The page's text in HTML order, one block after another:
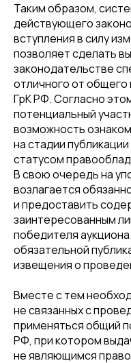
Таким образом,
действующего
вступления в силу
позволяет сделать
законодательстве
отличного от общего
ГрК РФ. Согласно
потенциальный
возможность
на стадии
статусом
В свою очередь на
возлагается
и предоставить
заинтересованным
победителя
обязательной
извещения о
Вместе с тем
не связанных с
применяться общий
РФ, при котором
не являющимся